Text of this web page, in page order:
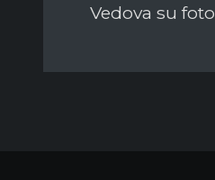
Vedova su foto